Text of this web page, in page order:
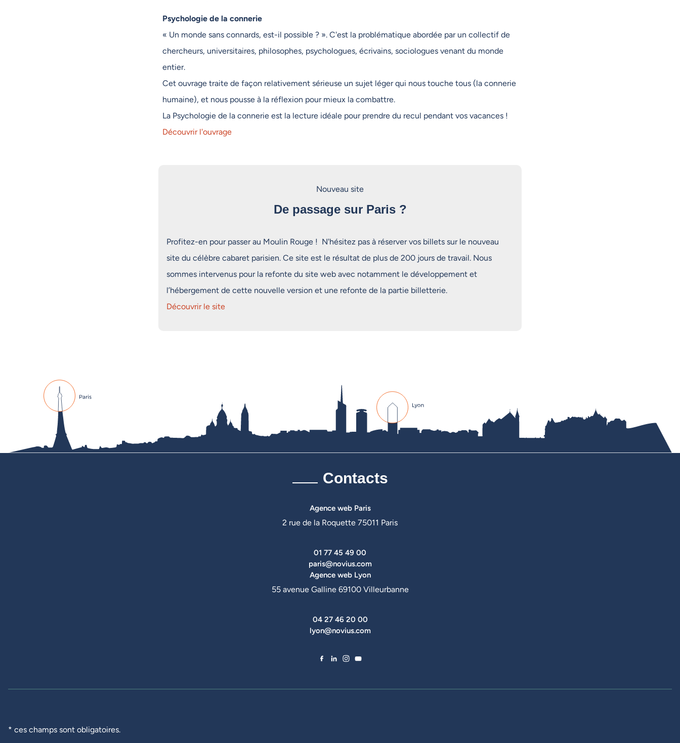
Psychologie de la connerie
« Un monde sans connards, est-il possible ? ». C'est la problématique abordée par un collectif de
chercheurs, universitaires, philosophes, psychologues, écrivains, sociologues venant du monde
entier.
Cet ouvrage traite de façon relativement sérieuse un sujet léger qui nous touche tous (la connerie
humaine), et nous pousse à la réflexion pour mieux la combattre.
La Psychologie de la connerie est la lecture idéale pour prendre du recul pendant vos vacances !
Découvrir l'ouvrage
Nouveau site
De passage sur Paris ?
Profitez-en pour passer au Moulin Rouge ! N'hésitez pas à réserver vos billets sur le nouveau
site du célèbre cabaret parisien. Ce site est le résultat de plus de 200 jours de travail. Nous
sommes intervenus pour la refonte du site web avec notamment le développement et
l’hébergement de cette nouvelle version et une refonte de la partie billetterie.
Découvrir le site
Contacts
Agence web Paris
2 rue de la Roquette 75011 Paris
01 77 45 49 00
paris@novius.com
Agence web Lyon
55 avenue Galline 69100 Villeurbanne
04 27 46 20 00
lyon@novius.com
* ces champs sont obligatoires.